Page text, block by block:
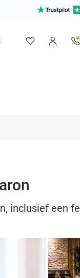
inclusief een